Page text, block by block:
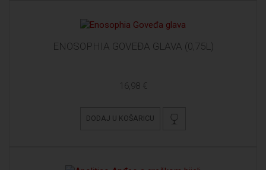
ENOSOPHIA GOVEĐA GLAVA (0,75L)
16,98 €
DODAJ U KOŠARICU